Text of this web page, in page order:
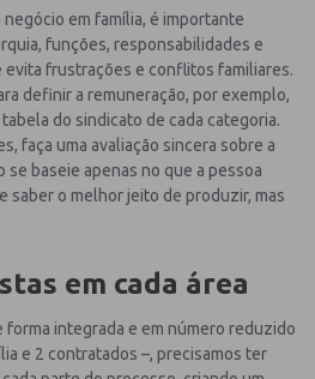
em família, é importante
funções, responsabilidades e
evita frustrações e conflitos familiares.
definir a remuneração, por exemplo,
do sindicato de cada categoria.
faça uma avaliação sincera sobre a
se baseie apenas no que a pessoa
saber o melhor jeito de produzir, mas
em cada área
forma integrada e em número reduzido
e 2 contratados –, precisamos ter